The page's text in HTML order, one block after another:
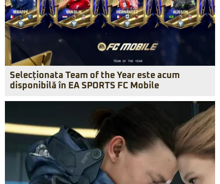
Selecționata Team of the Year este acum
disponibilă în EA SPORTS FC Mobile